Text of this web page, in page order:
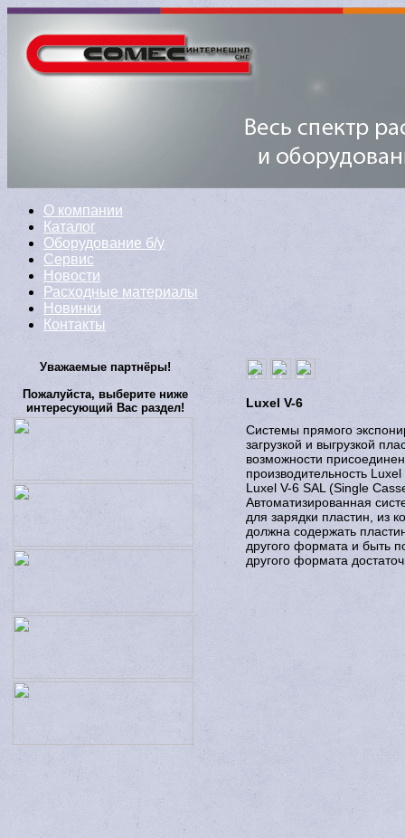
О компании
Каталог
Оборудование б/у
Сервис
Новости
Расходные материалы
Новинки
Контакты
Уважаемые партнёры!
Пожалуйста, выберите ниже
интересующий Вас раздел!
Luxel V-6
Системы прямого
загрузкой и выгрузкой
возможности
производительность
Luxel V-6 SAL (Single
Автоматизированная
для зарядки пластин, из
должна содержать
другого формата и быть
другого формата